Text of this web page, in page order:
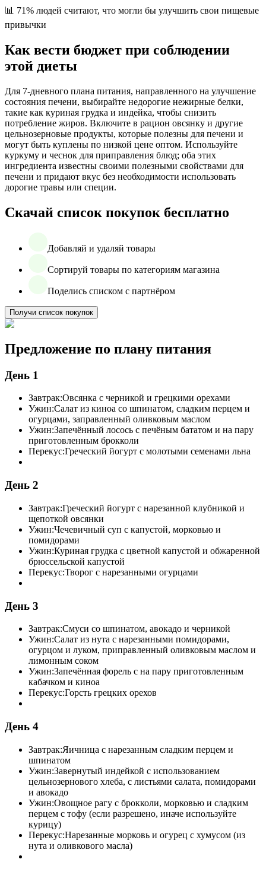
📊 71% людей считают, что могли бы улучшить свои пищевые
привычки
Как вести бюджет при соблюдении
этой диеты
Для 7-дневного плана питания, направленного на улучшение
состояния печени, выбирайте недорогие нежирные белки,
такие как куриная грудка и индейка, чтобы снизить
потребление жиров. Включите в рацион овсянку и другие
цельнозерновые продукты, которые полезны для печени и
могут быть куплены по низкой цене оптом. Используйте
куркуму и чеснок для приправления блюд; оба этих
ингредиента известны своими полезными свойствами для
печени и придают вкус без необходимости использовать
дорогие травы или специи.
Скачай список покупок бесплатно
Добавляй и удаляй товары
Сортируй товары по категориям магазина
Поделись списком с партнёром
Получи список покупок
Предложение по плану питания
День 1
Завтрак:Овсянка с черникой и грецкими орехами
Ужин:Салат из киноа со шпинатом, сладким перцем и
огурцами, заправленный оливковым маслом
Ужин:Запечённый лосось с печёным бататом и на пару
приготовленным брокколи
Перекус:Греческий йогурт с молотыми семенами льна
День 2
Завтрак:Греческий йогурт с нарезанной клубникой и
щепоткой овсянки
Ужин:Чечевичный суп с капустой, морковью и
помидорами
Ужин:Куриная грудка с цветной капустой и обжаренной
брюссельской капустой
Перекус:Творог с нарезанными огурцами
День 3
Завтрак:Смуси со шпинатом, авокадо и черникой
Ужин:Салат из нута с нарезанными помидорами,
огурцом и луком, приправленный оливковым маслом и
лимонным соком
Ужин:Запечённая форель с на пару приготовленным
кабачком и киноа
Перекус:Горсть грецких орехов
День 4
Завтрак:Яичница с нарезанным сладким перцем и
шпинатом
Ужин:Завернутый индейкой с использованием
цельнозернового хлеба, с листьями салата, помидорами
и авокадо
Ужин:Овощное рагу с брокколи, морковью и сладким
перцем с тофу (если разрешено, иначе используйте
курицу)
Перекус:Нарезанные морковь и огурец с хумусом (из
нута и оливкового масла)